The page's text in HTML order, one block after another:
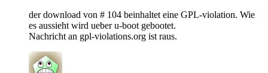
der download von # 104 beinhaltet eine GPL-violation. Wie
es aussieht wird ueber u-boot gebootet.
Nachricht an gpl-violations.org ist raus.